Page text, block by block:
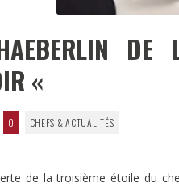
«
0 CHEFS & ACTUALITÉS
de la troisième étoile du